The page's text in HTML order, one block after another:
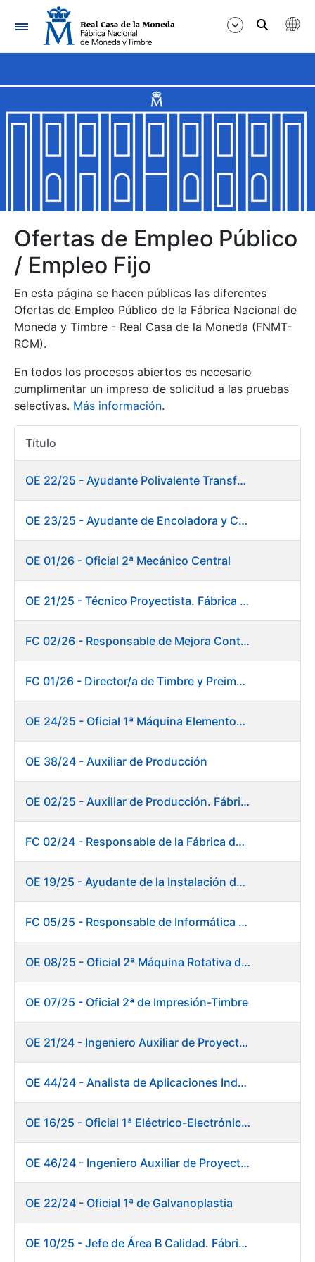
Navegación
Mostrar/Ocultar
Mostrar/Ocultar
Mostrar/Ocultar
Mostrar/Ocultar
Mostrar/Ocultar
Mostrar/Ocultar
Mostrar/Ocultar
Mostrar/Ocultar
Ofertas de Empleo Público
/ Empleo Fijo
En esta página se hacen públicas las diferentes
Ofertas de Empleo Público de la Fábrica Nacional de
Moneda y Timbre - Real Casa de la Moneda (FNMT-
RCM).
En todos los procesos abiertos es necesario
cumplimentar un impreso de solicitud a las pruebas
selectivas. Más información.
Título
OE 22/25 - Ayudante Polivalente Transformados/Acabados
OE 23/25 - Ayudante de Encoladora y Calandra Máquina de Papel. Fábrica de Papel
OE 01/26 - Oficial 2ª Mecánico Central
OE 21/25 - Técnico Proyectista. Fábrica de Papel
FC 02/26 - Responsable de Mejora Continua - Burgos
FC 01/26 - Director/a de Timbre y Preimpresión
OE 24/25 - Oficial 1ª Máquina Elementos de Seguridad
OE 38/24 - Auxiliar de Producción
OE 02/25 - Auxiliar de Producción. Fábrica de Papel
FC 02/24 - Responsable de la Fábrica de Papel (Burgos)
OE 19/25 - Ayudante de la Instalación de Preparación de Pastas. Fábrica de Papel
FC 05/25 - Responsable de Informática de Sistemas y Atención a Usuarios
OE 08/25 - Oficial 2ª Máquina Rotativa de Sellos
OE 07/25 - Oficial 2ª de Impresión-Timbre
OE 21/24 - Ingeniero Auxiliar de Proyectos
OE 44/24 - Analista de Aplicaciones Industriales
OE 16/25 - Oficial 1ª Eléctrico-Electrónico Fábrica Papel
OE 46/24 - Ingeniero Auxiliar de Proyectos. Ceres
OE 22/24 - Oficial 1ª de Galvanoplastia
OE 10/25 - Jefe de Área B Calidad. Fábrica Papel